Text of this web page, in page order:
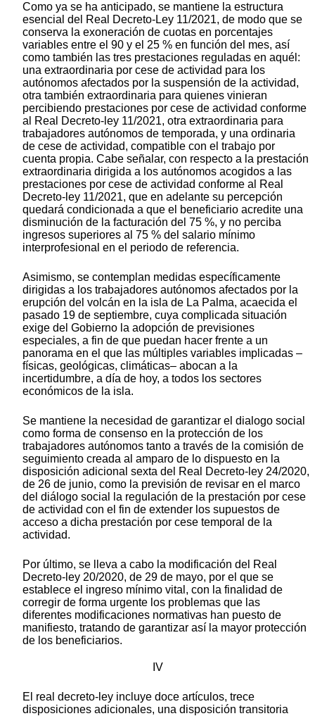
Como ya se ha anticipado, se mantiene la estructura
esencial del Real Decreto-Ley 11/2021, de modo que se
conserva la exoneración de cuotas en porcentajes
variables entre el 90 y el 25 % en función del mes, así
como también las tres prestaciones reguladas en aquél:
una extraordinaria por cese de actividad para los
autónomos afectados por la suspensión de la actividad,
otra también extraordinaria para quienes vinieran
percibiendo prestaciones por cese de actividad conforme
al Real Decreto-ley 11/2021, otra extraordinaria para
trabajadores autónomos de temporada, y una ordinaria
de cese de actividad, compatible con el trabajo por
cuenta propia. Cabe señalar, con respecto a la prestación
extraordinaria dirigida a los autónomos acogidos a las
prestaciones por cese de actividad conforme al Real
Decreto-ley 11/2021, que en adelante su percepción
quedará condicionada a que el beneficiario acredite una
disminución de la facturación del 75 %, y no perciba
ingresos superiores al 75 % del salario mínimo
interprofesional en el periodo de referencia.
Asimismo, se contemplan medidas específicamente
dirigidas a los trabajadores autónomos afectados por la
erupción del volcán en la isla de La Palma, acaecida el
pasado 19 de septiembre, cuya complicada situación
exige del Gobierno la adopción de previsiones
especiales, a fin de que puedan hacer frente a un
panorama en el que las múltiples variables implicadas –
físicas, geológicas, climáticas– abocan a la
incertidumbre, a día de hoy, a todos los sectores
económicos de la isla.
Se mantiene la necesidad de garantizar el dialogo social
como forma de consenso en la protección de los
trabajadores autónomos tanto a través de la comisión de
seguimiento creada al amparo de lo dispuesto en la
disposición adicional sexta del Real Decreto-ley 24/2020,
de 26 de junio, como la previsión de revisar en el marco
del diálogo social la regulación de la prestación por cese
de actividad con el fin de extender los supuestos de
acceso a dicha prestación por cese temporal de la
actividad.
Por último, se lleva a cabo la modificación del Real
Decreto-ley 20/2020, de 29 de mayo, por el que se
establece el ingreso mínimo vital, con la finalidad de
corregir de forma urgente los problemas que las
diferentes modificaciones normativas han puesto de
manifiesto, tratando de garantizar así la mayor protección
de los beneficiarios.
IV
El real decreto-ley incluye doce artículos, trece
disposiciones adicionales, una disposición transitoria